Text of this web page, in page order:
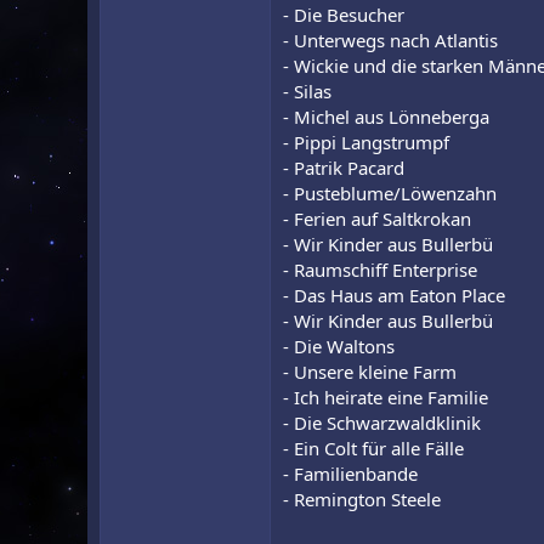
- Die Besucher
- Unterwegs nach Atlantis
- Wickie und die starken
- Silas
- Michel aus Lönneberga
- Pippi Langstrumpf
- Patrik Pacard
- Pusteblume/Löwenzahn
- Ferien auf Saltkrokan
- Wir Kinder aus Bullerbü
- Raumschiff Enterprise
- Das Haus am Eaton Place
- Wir Kinder aus Bullerbü
- Die Waltons
- Unsere kleine Farm
- Ich heirate eine Familie
- Die Schwarzwaldklinik
- Ein Colt für alle Fälle
- Familienbande
- Remington Steele